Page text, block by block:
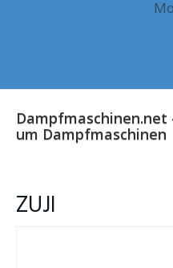
um Dampfmaschinen
ZUJI